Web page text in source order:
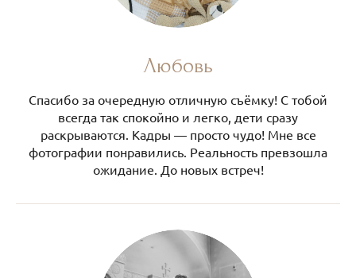
Любовь
Спасибо за очередную отличную съёмку! С тобой
всегда так спокойно и легко, дети сразу
раскрываются. Кадры — просто чудо! Мне все
фотографии понравились. Реальность превзошла
ожидание. До новых встреч!